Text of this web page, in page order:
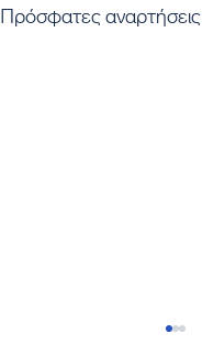
Πρόσφατες αναρτήσεις